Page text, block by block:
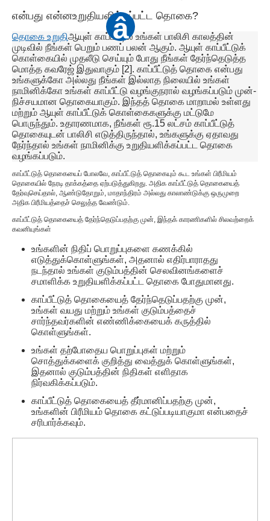
என்பது என்னஉறுதியளிக்கப்பட்ட தொகை?
â
தொகை உறுதிஆயுள் காப்பீட்டில் உங்கள் பாலிசி காலத்தின்
முடிவில் நீங்கள் பெறும் பணப் பலன் ஆகும். ஆயுள் காப்பீட்டுக்
கொள்கையில் முதலீடு செய்யும் போது நீங்கள் தேர்ந்தெடுத்த
மொத்த கவரேஜ் இதுவாகும் [2]. காப்பீட்டுத் தொகை என்பது
உங்களுக்கோ அல்லது நீங்கள் இல்லாத நிலையில் உங்கள்
நாமினிக்கோ உங்கள் காப்பீட்டு வழங்குநரால் வழங்கப்படும் முன்-
நிச்சயமான தொகையாகும். இந்தத் தொகை மாறாமல் உள்ளது
மற்றும் ஆயுள் காப்பீட்டுக் கொள்கைகளுக்கு மட்டுமே
பொருந்தும். உதாரணமாக, நீங்கள் ரூ.15 லட்சம் காப்பீட்டுத்
தொகையுடன் பாலிசி எடுத்திருந்தால், உங்களுக்கு ஏதாவது
நேர்ந்தால் உங்கள் நாமினிக்கு உறுதியளிக்கப்பட்ட தொகை
வழங்கப்படும்.
காப்பீட்டுத் தொகையைப் போலவே, காப்பீட்டுத் தொகையும் கூட உங்கள் பிரீமியம்
தொகையில் நேரடி தாக்கத்தை ஏற்படுத்துகிறது. அதிக காப்பீட்டுத் தொகையைத்
தேர்வுசெய்தால், ஆண்டுதோறும், மாதாந்திரம் அல்லது காலாண்டுக்கு ஒருமுறை
அதிக பிரீமியத்தைச் செலுத்த வேண்டும்.
காப்பீட்டுத் தொகையைத் தேர்ந்தெடுப்பதற்கு முன், இந்தக் காரணிகளில் சிலவற்றைக்
கவனியுங்கள்
உங்களின் நிதிப் பொறுப்புகளை கணக்கில்
எடுத்துக்கொள்ளுங்கள், அதனால் எதிர்பாராதது
நடந்தால் உங்கள் குடும்பத்தின் செலவினங்களைச்
சமாளிக்க உறுதியளிக்கப்பட்ட தொகை போதுமானது.
காப்பீட்டுத் தொகையைத் தேர்ந்தெடுப்பதற்கு முன்,
உங்கள் வயது மற்றும் உங்கள் குடும்பத்தைச்
சார்ந்தவர்களின் எண்ணிக்கையைக் கருத்தில்
கொள்ளுங்கள்.
உங்கள் தற்போதைய பொறுப்புகள் மற்றும்
சொத்துக்களைக் குறித்து வைத்துக் கொள்ளுங்கள்,
இதனால் குடும்பத்தின் நிதிகள் எளிதாக
நிர்வகிக்கப்படும்.
காப்பீட்டுத் தொகையைத் தீர்மானிப்பதற்கு முன்,
உங்களின் பிரீமியம் தொகை கட்டுப்படியாகுமா என்பதைச்
சரிபார்க்கவும்.